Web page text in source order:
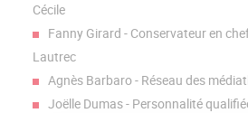
Cécile
Fanny Girard - Conservateur en
Lautrec
Agnès Barbaro - Réseau des
Joëlle Dumas - Personnalité